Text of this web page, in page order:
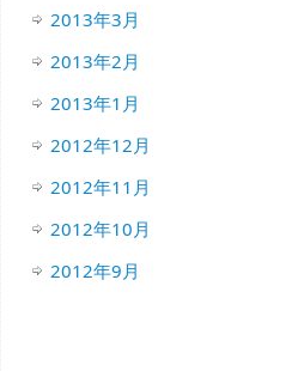
2013年3月
2013年2月
2013年1月
2012年12月
2012年11月
2012年10月
2012年9月